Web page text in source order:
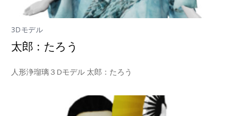
3Dモデル
太郎：たろう
人形浄瑠璃３Dモデル 太郎：たろう